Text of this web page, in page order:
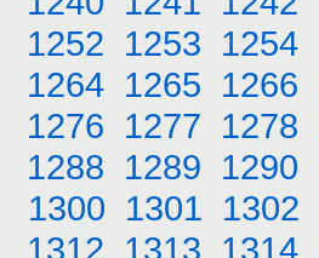
1252 1253 1254
1264 1265 1266
1276 1277 1278
1288 1289 1290
1300 1301 1302
1312 1313 1314